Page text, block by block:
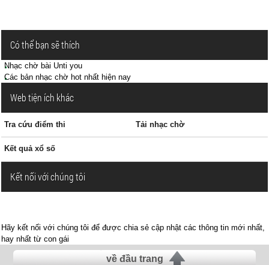
Có thể bạn sẽ thích
Nhạc chờ bài Unti you
Các bản nhạc chờ hot nhất hiện nay
Web tiện ích khác
Tra cứu điểm thi Tải nhạc chờ
Kết quả xổ số
Kết nối với chúng tôi
Hãy kết nối với chúng tôi để được chia sẻ cập nhật các thông tin mới nhất,
hay nhất từ con gái
về đầu trang